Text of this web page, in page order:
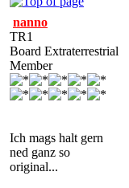
nanno
TR1
Board Extraterrestrial
Member
Ich mags halt gern
ned ganz so
original...